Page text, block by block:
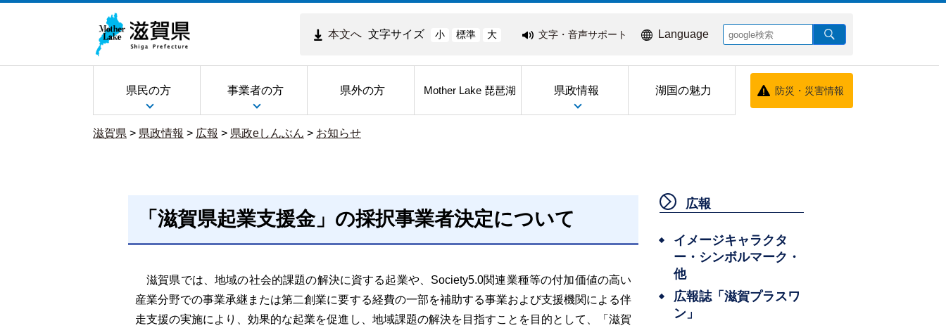
本文へ 文字サイズ 小 標準 大 文字・音声サポート Language
県民の方 事業者の方 県外の方 Mother Lake 琵琶湖 県政情報 湖国の魅力 防災・災害情報
滋賀県 > 県政情報 > 広報 > 県政eしんぶん > お知らせ
「滋賀県起業支援金」の採択事業者決定について
滋賀県では、地域の社会的課題の解決に資する起業や、Society5.0関連業種等の付加価値の高い
産業分野での事業承継または第二創業に要する経費の一部を補助する事業および支援機関による伴
走支援の実施により、効果的な起業を促進し、地域課題の解決を目指すことを目的として、「滋賀
広報
イメージキャラクタ
ー・シンボルマーク・
他
広報誌「滋賀プラスワ
ン」